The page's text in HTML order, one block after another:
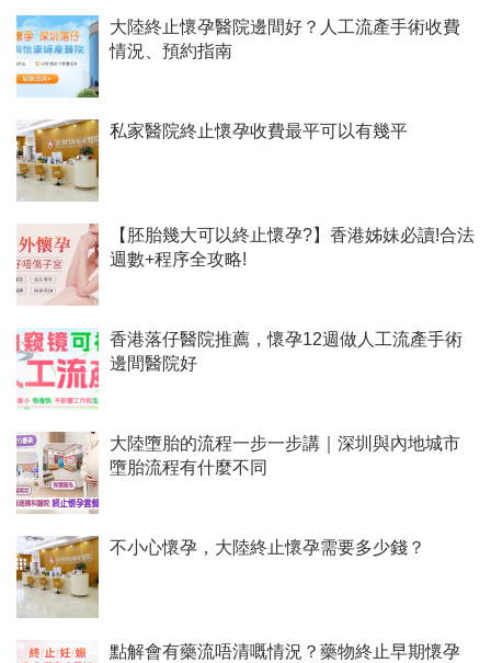
大陸終止懷孕醫院邊間好？人工流產手術收費
情況、預約指南
私家醫院終止懷孕收費最平可以有幾平
【胚胎幾大可以終止懷孕?】香港姊妹必讀!合法
週數+程序全攻略!
香港落仔醫院推薦，懷孕12週做人工流產手術
邊間醫院好
大陸墮胎的流程一步一步講｜深圳與內地城市
墮胎流程有什麼不同
不小心懷孕，大陸終止懷孕需要多少錢？
點解會有藥流唔清嘅情況？藥物終止早期懷孕